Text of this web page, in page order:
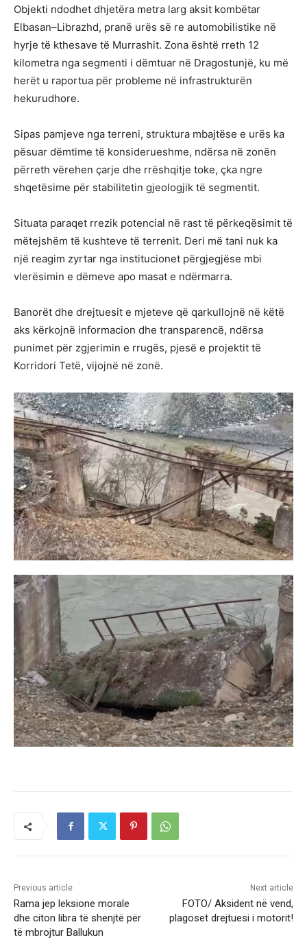
Objekti ndodhet dhjetëra metra larg aksit kombëtar
Elbasan–Librazhd, pranë urës së re automobilistike në
hyrje të kthesave të Murrashit. Zona është rreth 12
kilometra nga segmenti i dëmtuar në Dragostunjë, ku më
herët u raportua për probleme në infrastrukturën
hekurudhore.
Sipas pamjeve nga terreni, struktura mbajtëse e urës ka
pësuar dëmtime të konsiderueshme, ndërsa në zonën
përreth vërehen çarje dhe rrëshqitje toke, çka ngre
shqetësime për stabilitetin gjeologjik të segmentit.
Situata paraqet rrezik potencial në rast të përkeqësimit të
mëtejshëm të kushteve të terrenit. Deri më tani nuk ka
një reagim zyrtar nga institucionet përgjegjëse mbi
vlerësimin e dëmeve apo masat e ndërmarra.
Banorët dhe drejtuesit e mjeteve që qarkullojnë në këtë
aks kërkojnë informacion dhe transparencë, ndërsa
punimet për zgjerimin e rrugës, pjesë e projektit të
Korridori Tetë, vijojnë në zonë.
Previous article
Rama jep leksione morale
dhe citon libra të shenjtë për
të mbrojtur Ballukun
Next article
FOTO/ Aksident në vend,
plagoset drejtuesi i motorit!